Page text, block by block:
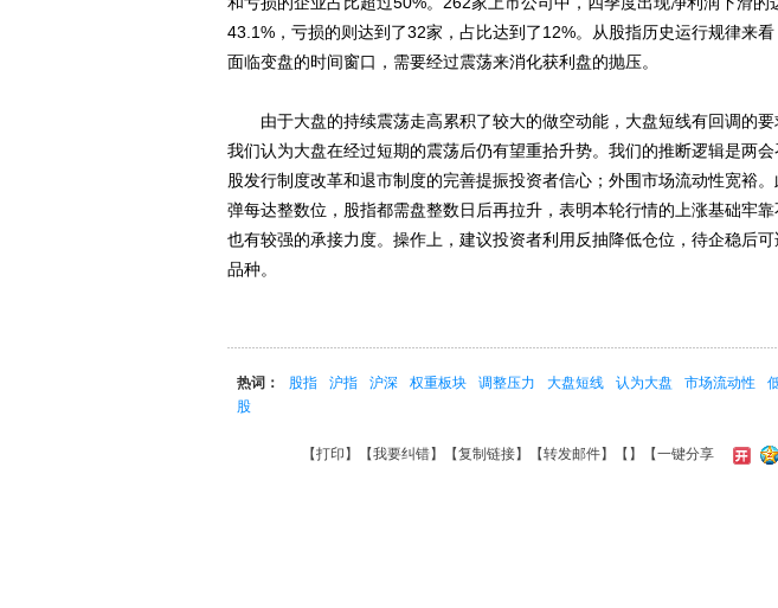
43.1%，亏损的则达到了32家，占比达到了12%。从股指历史运行规律来
面临变盘的时间窗口，需要经过震荡来消化获利盘的抛压。
由于大盘的持续震荡走高累积了较大的做空动能，大盘短线有回调的要
我们认为大盘在经过短期的震荡后仍有望重拾升势。我们的推断逻辑是两
股发行制度改革和退市制度的完善提振投资者信心；外围市场流动性宽裕
弹每达整数位，股指都需盘整数日后再拉升，表明本轮行情的上涨基础牢
也有较强的承接力度。操作上，建议投资者利用反抽降低仓位，待企稳后
品种。
热词： 股指 沪指 沪深 权重板块 调整压力 大盘短线 认为大盘 市场流动性
股
【打印 】【我要纠错】【复制链接】【转发邮件】【 】 【一键分享